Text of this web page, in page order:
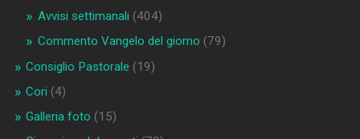
Avvisi settimanali (404)
Commento Vangelo del giorno (79)
Consiglio Pastorale (19)
Cori (4)
Galleria foto (15)